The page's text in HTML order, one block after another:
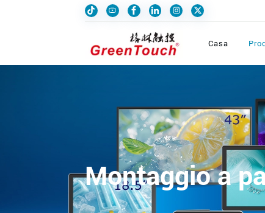
Casa
Montaggio a